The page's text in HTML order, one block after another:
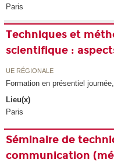
Paris
Techniques et
scientifique :
UE RÉGIONALE
Formation en présentiel
Lieu(x)
Paris
Séminaire de
communication